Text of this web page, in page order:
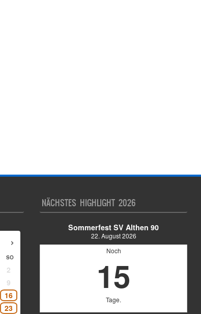
›
SO
2
9
16
23
NÄCHSTES HIGHLIGHT 2026
Sommerfest SV Althen 90
22. August 2026
Noch
15
Tage.